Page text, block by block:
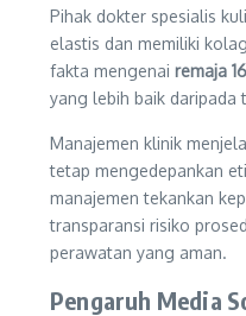
Pihak dokter spesialis
elastis dan memiliki
fakta mengenai remaja
yang lebih baik daripada
Manajemen klinik
tetap mengedepankan
manajemen tekankan
transparansi risiko
perawatan yang aman.
Pengaruh Media